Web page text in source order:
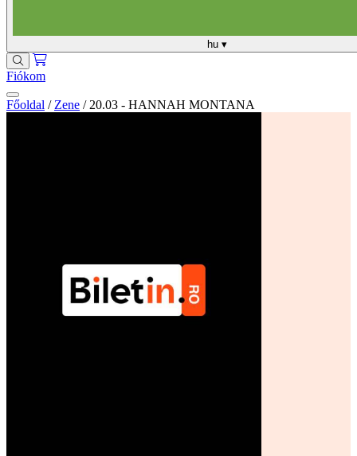
hu ▾
Fiókom
Főoldal / Zene / 20.03 - HANNAH MONTANA